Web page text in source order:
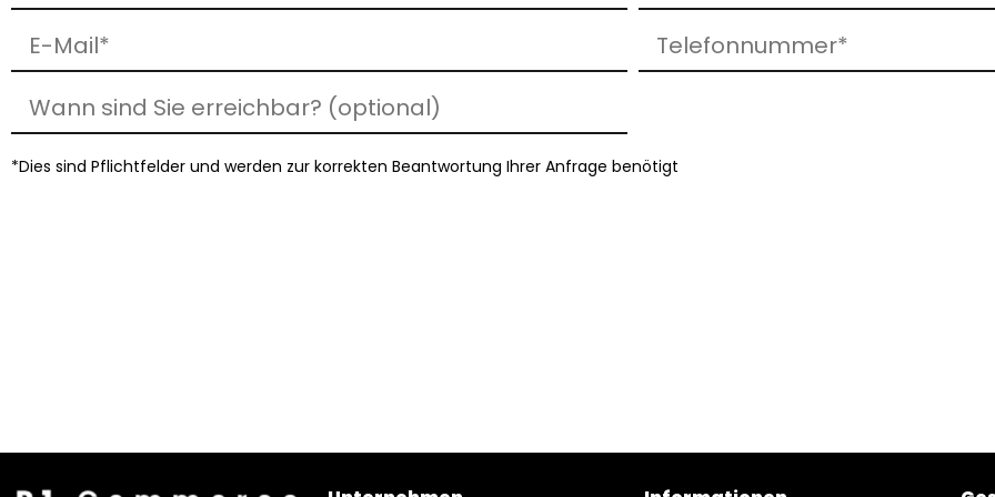
*Dies sind Pflichtfelder und werden zur korrekten Beantwortung Ihrer Anfrage benötigt